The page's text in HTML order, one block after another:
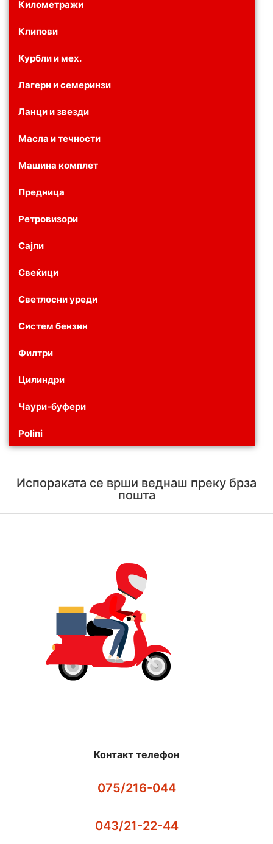
Километражи
Клипови
Курбли и мех.
Лагери и семеринзи
Ланци и звезди
Масла и течности
Машина комплет
Предница
Ретровизори
Сајли
Свеќици
Светлосни уреди
Систем бензин
Филтри
Цилиндри
Чаури-буфери
Polini
Испораката се врши веднаш преку брза
пошта
Контакт телефон
075/216-044
043/21-22-44